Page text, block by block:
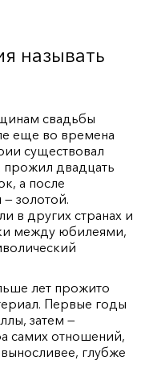
называть
свадьбы
еще во времена
существовал
двадцать
а после
— золотой.
в других странах и
между юбилеями,
лет прожито
Первые годы
затем —
самих отношений,
глубже